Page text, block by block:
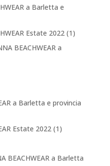
a Barletta e
Estate 2022(1)
BEACHWEAR a
a Barletta e provincia
Estate 2022(1)
BEACHWEAR a Barletta